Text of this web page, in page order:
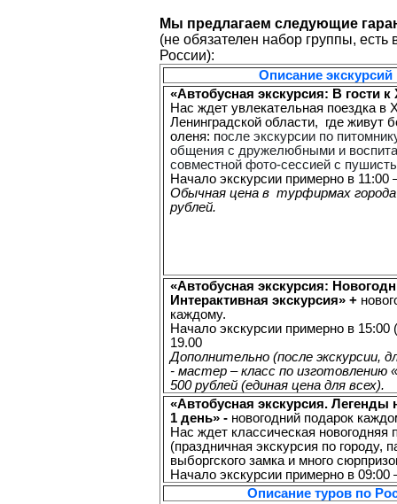
Мы предлагаем следующие
(не обязателен набор группы,
России):
Описание
«Автобусная экскурсия: В гости
Нас ждет увлекательная поездка в
Ленинградской области, где живут
оленя: после экскурсии по
общения с дружелюбными и
совместной фото-сессией с
Начало экскурсии примерно в 11:00
Обычная цена в турфирмах города
рублей.
«Автобусная экскурсия:
Интерактивная экскурсия» +
каждому.
Начало экскурсии примерно в 15:00
19.00
Дополнительно (после экскурсии,
- мастер – класс по изготовлению
500 рублей (единая цена для всех).
«Автобусная экскурсия. Легенды
1 день» - новогодний подарок
Нас ждет классическая новогодняя
(праздничная экскурсия по городу,
выборгского замка и много
Начало экскурсии примерно в 09:00
Описание туров по